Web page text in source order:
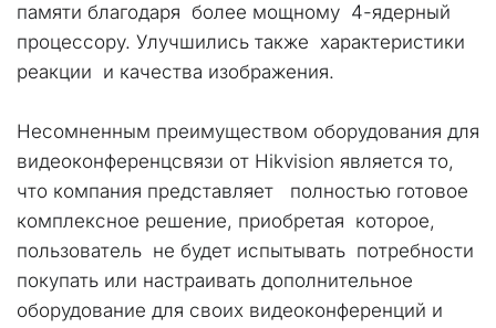
памяти благодаря  более мощному  4-ядерный
процессору. Улучшились также  характеристики
реакции  и качества изображения.
Несомненным преимуществом оборудования для
видеоконференцсвязи от Hikvision является то,
что компания представляет   полностью готовое
комплексное решение, приобретая  которое,
пользователь  не будет испытывать  потребности
покупать или настраивать дополнительное
оборудование для своих видеоконференций и